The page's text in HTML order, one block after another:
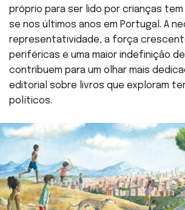
próprio para ser lido por crianças
se nos últimos anos em Portugal. A
representatividade, a força
periféricas e uma maior indefinição
contribuem para um olhar mais
editorial sobre livros que exploram
políticos.